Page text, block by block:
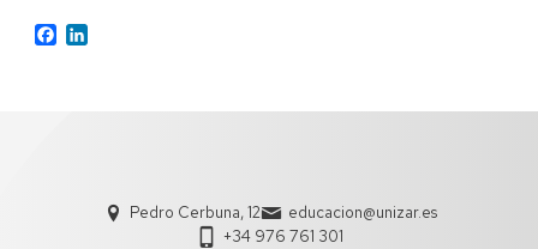
Facebook
Pedro Cerbuna, 12
educacion@unizar.es
+34 976 761 301